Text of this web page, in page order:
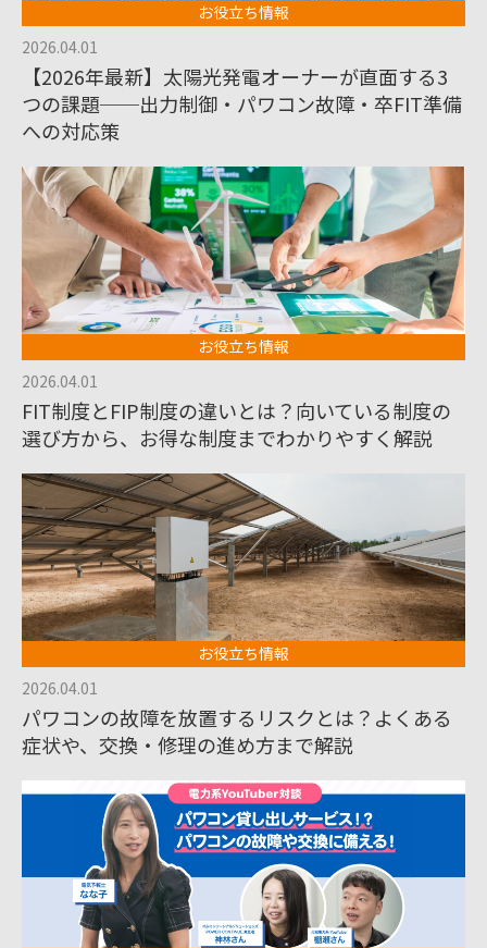
お役立ち情報
2026.04.01
【2026年最新】太陽光発電オーナーが直面する3
つの課題──出力制御・パワコン故障・卒FIT準備
への対応策
お役立ち情報
2026.04.01
FIT制度とFIP制度の違いとは？向いている制度の
選び方から、お得な制度までわかりやすく解説
お役立ち情報
2026.04.01
パワコンの故障を放置するリスクとは？よくある
症状や、交換・修理の進め方まで解説